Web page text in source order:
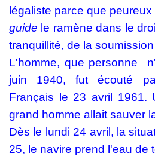
légaliste parce que
guide le ramène dans le
tranquillité, de la
L'homme, que personne
juin 1940, fut écouté
Français le 23 avril 1961.
grand homme allait sauver
Dès le lundi 24 avril, la
25, le navire prend l'eau de